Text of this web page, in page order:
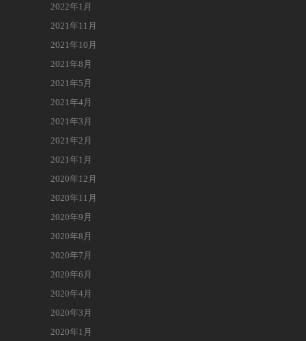
2022年1月
2021年11月
2021年10月
2021年8月
2021年5月
2021年4月
2021年3月
2021年2月
2021年1月
2020年12月
2020年11月
2020年9月
2020年8月
2020年7月
2020年6月
2020年4月
2020年3月
2020年1月